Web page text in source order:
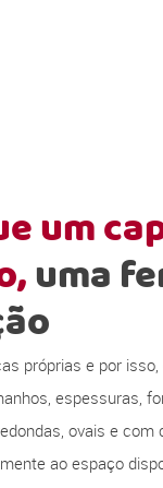
um
uma
próprias e por
espessuras,
ovais e
ao espaço